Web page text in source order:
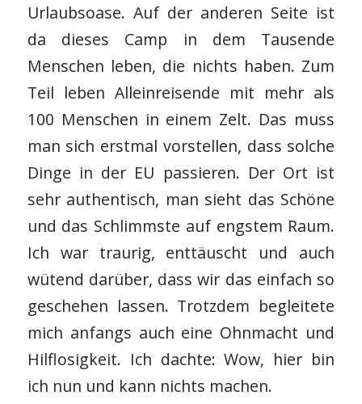
Urlaubsoase. Auf der anderen Seite ist
da dieses Camp in dem Tausende
Menschen leben, die nichts haben. Zum
Teil leben Alleinreisende mit mehr als
100 Menschen in einem Zelt. Das muss
man sich erstmal vorstellen, dass solche
Dinge in der EU passieren. Der Ort ist
sehr authentisch, man sieht das Schöne
und das Schlimmste auf engstem Raum.
Ich war traurig, enttäuscht und auch
wütend darüber, dass wir das einfach so
geschehen lassen. Trotzdem begleitete
mich anfangs auch eine Ohnmacht und
Hilflosigkeit. Ich dachte: Wow, hier bin
ich nun und kann nichts machen.